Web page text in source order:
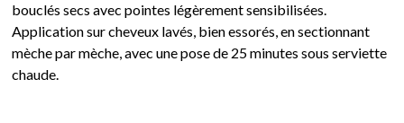
bouclés secs avec pointes légèrement sensibilisées.
Application sur cheveux lavés, bien essorés, en sectionnant
mèche par mèche, avec une pose de 25 minutes sous serviette
chaude.